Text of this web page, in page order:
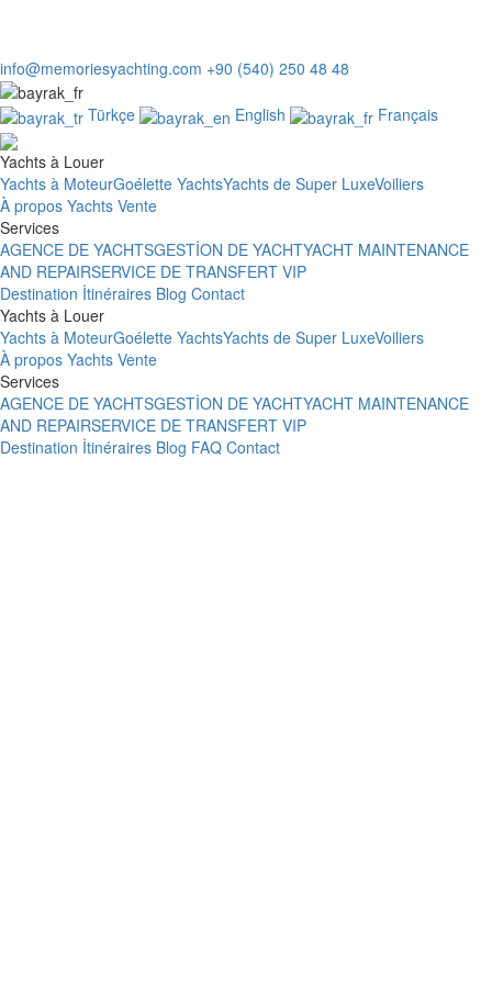
info@memoriesyachting.com +90 (540) 250 48 48
Türkçe English Français
Yachts à Louer
Yachts à MoteurGoélette YachtsYachts de Super LuxeVoiliers
À propos Yachts Vente
Services
AGENCE DE YACHTSGESTİON DE YACHTYACHT MAINTENANCE
AND REPAIRSERVICE DE TRANSFERT VIP
Destination İtinéraires Blog Contact
Yachts à Louer
Yachts à MoteurGoélette YachtsYachts de Super LuxeVoiliers
À propos Yachts Vente
Services
AGENCE DE YACHTSGESTİON DE YACHTYACHT MAINTENANCE
AND REPAIRSERVICE DE TRANSFERT VIP
Destination İtinéraires Blog FAQ Contact